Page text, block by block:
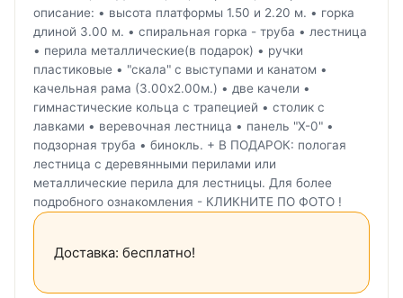
описание: • высота платформы 1.50 и 2.20 м. • горка
длиной 3.00 м. • спиральная горка - труба • лестница
• перила металлические(в подарок) • ручки
пластиковые • "скала" с выступами и канатом •
качельная рама (3.00х2.00м.) • две качели •
гимнастические кольца с трапецией • столик с
лавками • веревочная лестница • панель "Х-0" •
подзорная труба • бинокль. + В ПОДАРОК: пологая
лестница с деревянными перилами или
металлические перила для лестницы. Для более
подробного ознакомления - КЛИКНИТЕ ПО ФОТО !
Доставка: бесплатно!